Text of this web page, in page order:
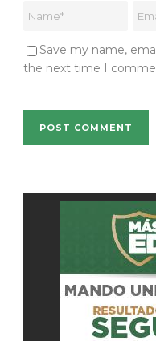
Save my name,
the next time I